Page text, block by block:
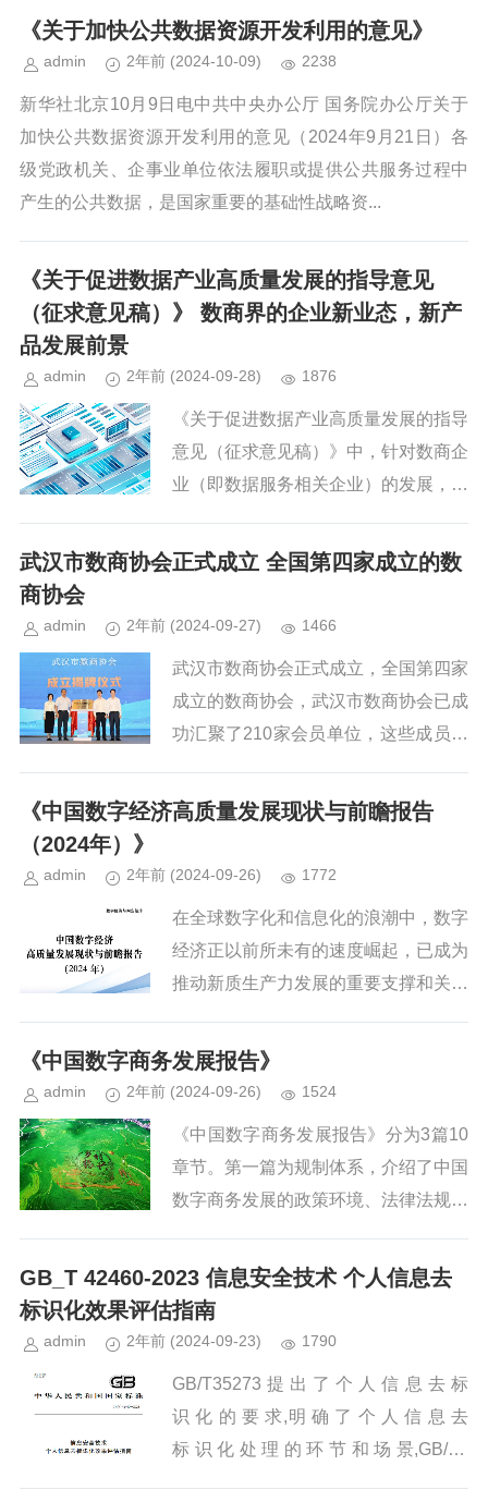
商行业逐渐步入了内卷化的困境。面对
《关于加快公共数据资源开发利用的意见》
admin 2年前 (2024-10-09) 2238
新华社北京10月9日电中共中央办公厅 国务院办公厅关于
加快公共数据资源开发利用的意见（2024年9月21日）各
级党政机关、企事业单位依法履职或提供公共服务过程中
产生的公共数据，是国家重要的基础性战略资...
《关于促进数据产业高质量发展的指导意见
（征求意见稿）》 数商界的企业新业态，新产
品发展前景
admin 2年前 (2024-09-28) 1876
《关于促进数据产业高质量发展的指导
意见（征求意见稿）》中，针对数商企
业（即数据服务相关企业）的发展，提
创新举措，旨在促进数据产业的高质量
武汉市数商协会正式成立 全国第四家成立的数
商协会
admin 2年前 (2024-09-27) 1466
武汉市数商协会正式成立，全国第四家
成立的数商协会，武汉市数商协会已成
功汇聚了210家会员单位，这些成员企
力，是驱动数字经济蓬勃发展的关键力
《中国数字经济高质量发展现状与前瞻报告
（2024年）》
admin 2年前 (2024-09-26) 1772
在全球数字化和信息化的浪潮中，数字
经济正以前所未有的速度崛起，已成为
推动新质生产力发展的重要支撑和关键
围之广、影响程度之深前所未有。从5
《中国数字商务发展报告》
admin 2年前 (2024-09-26) 1524
《中国数字商务发展报告》分为3篇10
章节。第一篇为规制体系，介绍了中国
数字商务发展的政策环境、法律法规及
数商强基、数商扩消、数商兴贸、数商
兴产、数商开放5个方面，总结...
GB_T 42460-2023 信息安全技术 个人信息去
标识化效果评估指南
admin 2年前 (2024-09-23) 1790
GB/T35273 提 出 了 个 人 信 息 去 标
识 化 的 要 求,明 确 了 个 人 信 息 去
标 识 化 处 理 的 环 节 和 场 景,GB/T3